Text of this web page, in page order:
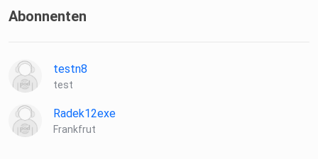
Abonnenten
testn8
test
Radek12exe
Frankfrut